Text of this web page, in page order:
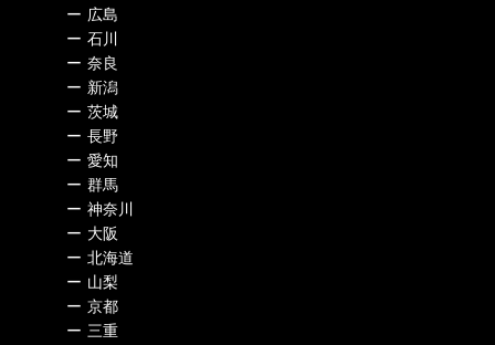
ー 広島
ー 石川
ー 奈良
ー 新潟
ー 茨城
ー 長野
ー 愛知
ー 群馬
ー 神奈川
ー 大阪
ー 北海道
ー 山梨
ー 京都
ー 三重